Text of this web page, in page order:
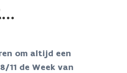
om altijd een
11 de Week van